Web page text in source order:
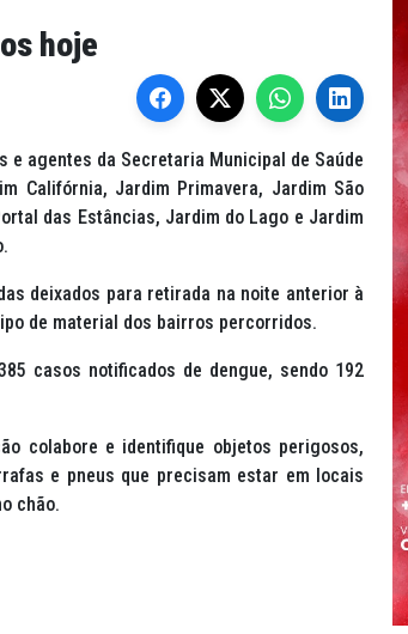
hoje
e agentes da Secretaria Municipal de Saúde
Califórnia, Jardim Primavera, Jardim São
das Estâncias, Jardim do Lago e Jardim
deixados para retirada na noite anterior à
de material dos bairros percorridos.
casos notificados de dengue, sendo 192
colabore e identifique objetos perigosos,
e pneus que precisam estar em locais
chão.